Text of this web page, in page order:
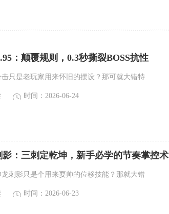
：颠覆规则，0.3秒撕裂BOSS抗性
只是老玩家用来怀旧的摆设？那可就大错特
时间：2026-06-24
影：三刺定乾坤，新手必学的节奏掌控术
刺影只是个用来耍帅的位移技能？那就大错
时间：2026-06-23